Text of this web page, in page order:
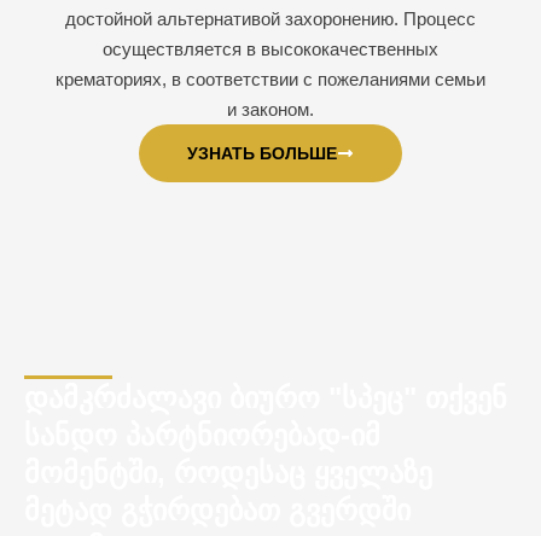
достойной альтернативой захоронению. Процесс
осуществляется в высококачественных
крематориях, в соответствии с пожеланиями семьи
и законом.
УЗНАТЬ БОЛЬШЕ